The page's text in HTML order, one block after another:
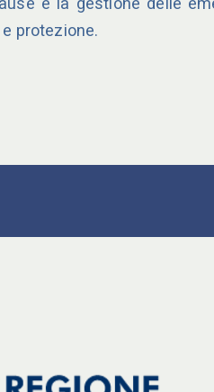
protezione.